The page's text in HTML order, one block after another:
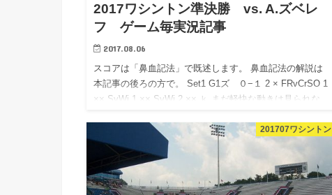
2017ワシントン準決勝 vs. A.ズベレ
フ ゲーム毎実況記事
2017.08.06
スコアは「鼻血記法」で既述します。 鼻血記法の解説は
本記事の後ろの方で。 Set1 G1ズ ０−１ 2 × FRvCrSO 1
×× SvWi 1 ×× SvWi 2 ×× ｋ まだ軽快な動きは見られな
201707ワシントン